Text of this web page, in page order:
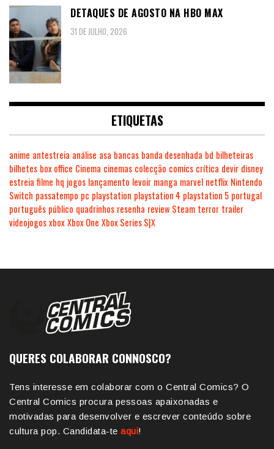
DETAQUES DE AGOSTO NA HBO MAX
31 DE JULHO, 2026
ETIQUETAS
anime antestreia análise asa bancas banda desenhada bd bilheteiras
bilhetes box office Cinema cinemas colecção comics crítica devir disney
estreia filme hq jogos lançamento levoir manga marvel netflix Nintendo
Switch passatempo pc playstation playstation 4 playstation 5 portugal
português público quadrinhos resenha review Steam terror trailer
videojogosxboxXbox One Xbox Series S|X
QUERES COLABORAR CONNOSCO?
Tens interesse em colaborar com o Central Comics? O
Central Comics procura pessoas apaixonadas e
motivadas para desenvolver e escrever conteúdo sobre
cultura pop. Candidata-te aqui!